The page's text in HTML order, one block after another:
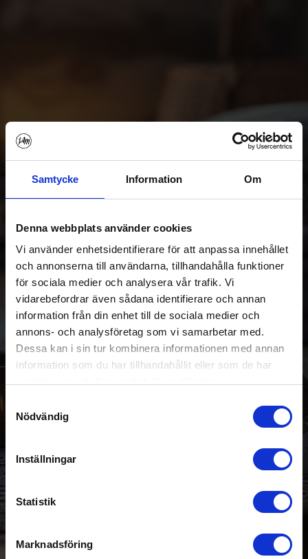
Samtycke Information Om
Denna webbplats använder cookies
Vi använder enhetsidentifierare för att anpassa innehållet
och annonserna till användarna, tillhandahålla funktioner
för sociala medier och analysera vår trafik. Vi
vidarebefordrar även sådana identifierare och annan
information från din enhet till de sociala medier och
annons- och analysföretag som vi samarbetar med.
Dessa kan i sin tur kombinera informationen med annan
information som du har tillhandahållit eller som de har
Nödvändig
Inställningar
Statistik
Marknadsföring
Gott Nytt År
Från I AM Online
det nya året bli då du faktiskt tar hand om dig – lite i
taget, pass för pass.
Testa gratis